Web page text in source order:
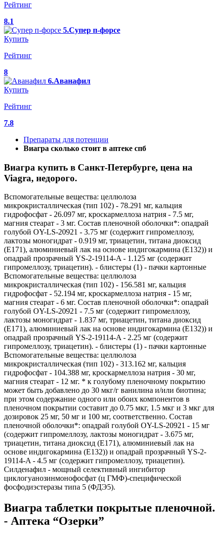
Рейтинг
8.1
5.Супер п-форсе
Купить
Рейтинг
8
6.Аванафил
Купить
Рейтинг
7.8
Препараты для потенции
Виагра сколько стоит в аптеке спб
Виагра купить в Санкт-Петербурге, цена на
Viagra, недорого.
Вспомогательные вещества: целлюлоза
микрокристаллическая (тип 102) - 78.291 мг, кальция
гидрофосфат - 26.097 мг, кроскармеллоза натрия - 7.5 мг,
магния стеарат - 3 мг. Состав пленочной оболочки*: опадрай
голубой OY-LS-20921 - 3.75 мг (содержит гипромеллозу,
лактозы моногидрат - 0.919 мг, триацетин, титана диоксид
(E171), алюминиевый лак на основе индигокармина (E132)) и
опадрай прозрачный YS-2-19114-A - 1.125 мг (содержит
гипромеллозу, триацетин). - блистеры (1) - пачки картонные
Вспомогательные вещества: целлюлоза
микрокристаллическая (тип 102) - 156.581 мг, кальция
гидрофосфат - 52.194 мг, кроскармеллоза натрия - 15 мг,
магния стеарат - 6 мг. Состав пленочной оболочки*: опадрай
голубой OY-LS-20921 - 7.5 мг (содержит гипромеллозу,
лактозы моногидрат - 1.837 мг, триацетин, титана диоксид
(E171), алюминиевый лак на основе индигокармина (E132)) и
опадрай прозрачный YS-2-19114-A - 2.25 мг (содержит
гипромеллозу, триацетин). - блистеры (1) - пачки картонные
Вспомогательные вещества: целлюлоза
микрокристаллическая (тип 102) - 313.162 мг, кальция
гидрофосфат - 104.388 мг, кроскармеллоза натрия - 30 мг,
магния стеарат - 12 мг. * к голубому пленочному покрытию
может быть добавлено до 30 мкг/г ванилина и/или биотина;
при этом содержание одного или обоих компонентов в
пленочном покрытии составит до 0.75 мкг, 1.5 мкг и 3 мкг для
дозировок 25 мг, 50 мг и 100 мг, соответственно. Состав
пленочной оболочки*: опадрай голубой OY-LS-20921 - 15 мг
(содержит гипромеллозу, лактозы моногидрат - 3.675 мг,
триацетин, титана диоксид (E171), алюминиевый лак на
основе индигокармина (E132)) и опадрай прозрачный YS-2-
19114-A - 4.5 мг (содержит гипромеллозу, триацетин).
Силденафил - мощный селективный ингибитор
циклогуанозинмонофосфат (ц ГМФ)-специфической
фосфодиэстеразы типа 5 (ФДЭ5).
Виагра таблетки покрытые пленочной.
- Аптека “Озерки”